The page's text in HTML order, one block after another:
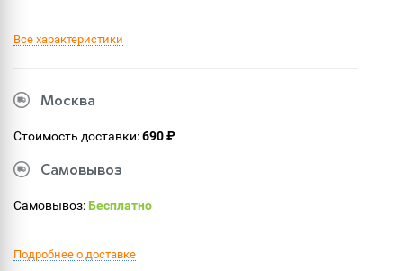
Все характеристики
Москва
Стоимость доставки:690 ₽
Самовывоз
Самовывоз:Бесплатно
Подробнее о доставке